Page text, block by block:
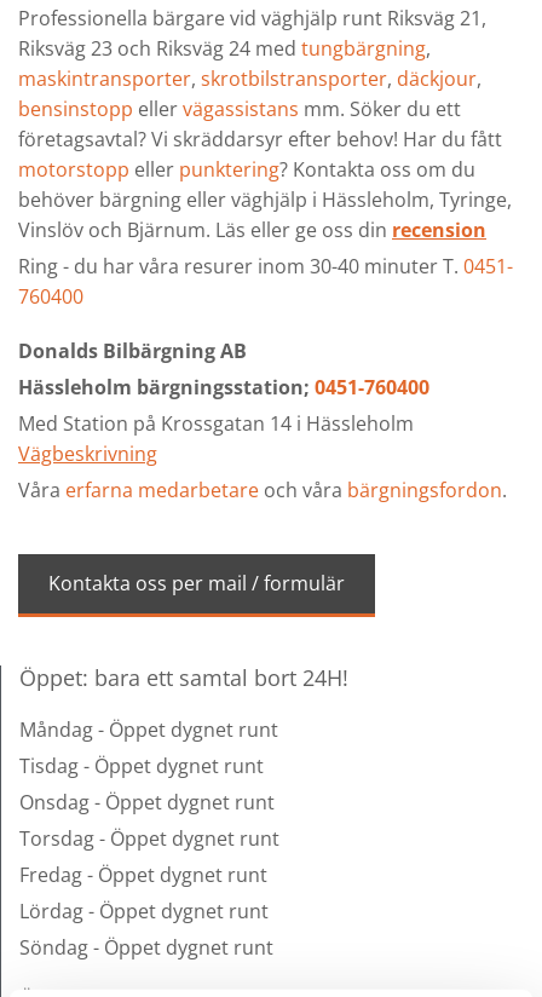
Professionella bärgare vid väghjälp runt Riksväg 21,
Riksväg 23 och Riksväg 24 med tungbärgning,
maskintransporter, skrotbilstransporter, däckjour,
bensinstopp ellervägassistans mm. Söker du ett
företagsavtal? Vi skräddarsyr efter behov! Har du fått
motorstopp eller punktering? Kontakta oss om du
behöver bärgning eller väghjälp i Hässleholm, Tyringe,
Vinslöv och Bjärnum. Läs eller ge oss din recension
Ring - du har våra resurer inom 30-40 minuter T. 0451-
760400
Donalds Bilbärgning AB
Hässleholm bärgningsstation; 0451-760400
Med Station på Krossgatan 14 i Hässleholm
Vägbeskrivning
Våra erfarna medarbetare och våra bärgningsfordon.
Kontakta oss per mail / formulär
Öppet: bara ett samtal bort 24H!
Måndag - Öppet dygnet runt
Tisdag - Öppet dygnet runt
Onsdag - Öppet dygnet runt
Torsdag - Öppet dygnet runt
Fredag - Öppet dygnet runt
Lördag - Öppet dygnet runt
Söndag - Öppet dygnet runt